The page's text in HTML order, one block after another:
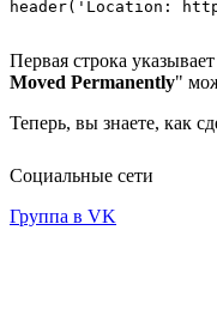
Первая строка
Moved Permanently"
Теперь, вы знаете, как
Социальные сети
Группа в VK